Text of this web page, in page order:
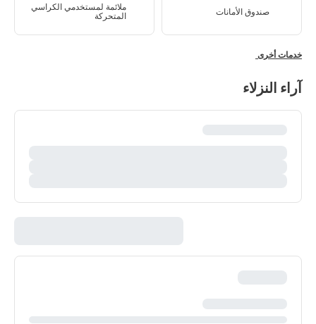
صندوق الأمانات ملائمة لمستخدمي الكراسي
المتحركة
خدمات أخرى
آراء النزلاء